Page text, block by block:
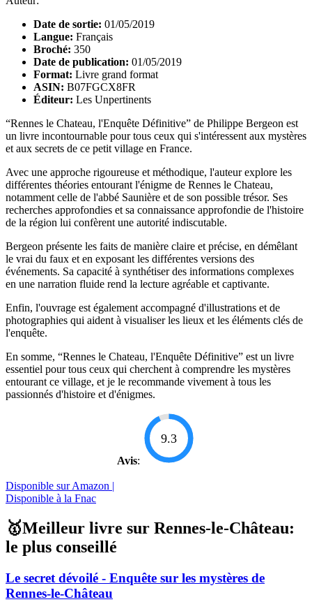
Date de sortie: 01/05/2019
Langue: Français
Broché: 350
Date de publication: 01/05/2019
Format: Livre grand format
ASIN: B07FGCX8FR
Éditeur: Les Unpertinents
“Rennes le Chateau, l'Enquête Définitive” de Philippe Bergeon est
un livre incontournable pour tous ceux qui s'intéressent aux mystères
et aux secrets de ce petit village en France.
Avec une approche rigoureuse et méthodique, l'auteur explore les
différentes théories entourant l'énigme de Rennes le Chateau,
notamment celle de l'abbé Saunière et de son possible trésor. Ses
recherches approfondies et sa connaissance approfondie de l'histoire
de la région lui confèrent une autorité indiscutable.
Bergeon présente les faits de manière claire et précise, en démêlant
le vrai du faux et en exposant les différentes versions des
événements. Sa capacité à synthétiser des informations complexes
en une narration fluide rend la lecture agréable et captivante.
Enfin, l'ouvrage est également accompagné d'illustrations et de
photographies qui aident à visualiser les lieux et les éléments clés de
l'enquête.
En somme, “Rennes le Chateau, l'Enquête Définitive” est un livre
essentiel pour tous ceux qui cherchent à comprendre les mystères
entourant ce village, et je le recommande vivement à tous les
passionnés d'histoire et d'énigmes.
Avis:
9.3
Disponible sur Amazon |
Disponible à la Fnac
🥇Meilleur livre sur Rennes-le-Château:
le plus conseillé
Le secret dévoilé - Enquête sur les mystères de
Rennes-le-Château